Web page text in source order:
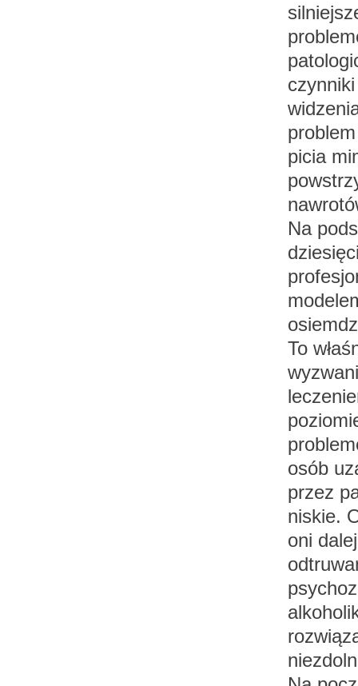
picia
Na
To
osób
przez
niskie.
oni